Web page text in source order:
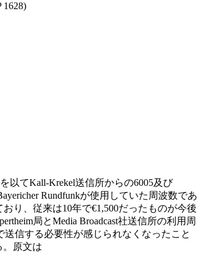
以てKall-Krekel送信所からの6005及び
Rundfunkが使用していた周波数であ
り、従来は10年で€1,500だったものが今後
局とMedia Broadcast社送信所の利用周
信する必要性が感じられなくなったこと
。原文は